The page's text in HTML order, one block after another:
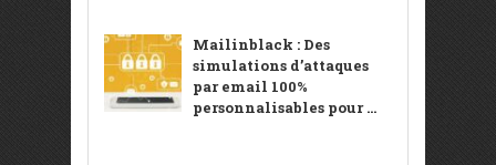
Mailinblack : Des
simulations d’attaques
par email 100%
personnalisables pour ...